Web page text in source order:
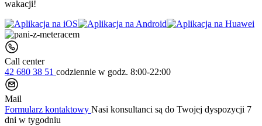
wakacji!
Call center
42 680 38 51 codziennie w godz. 8:00-22:00
Mail
Formularz kontaktowy Nasi konsultanci są do Twojej dyspozycji 7
dni w tygodniu